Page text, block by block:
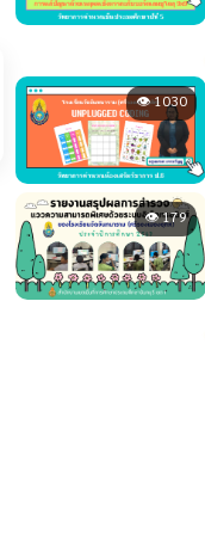
👁 1030
👁 179